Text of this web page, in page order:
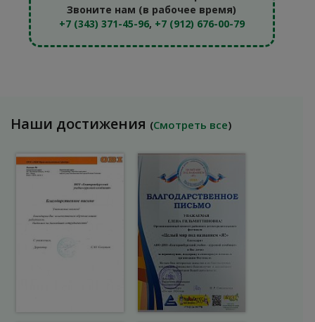
Звоните нам (в рабочее время)
+7 (343) 371-45-96, +7 (912) 676-00-79
Наши достижения (Смотреть все)